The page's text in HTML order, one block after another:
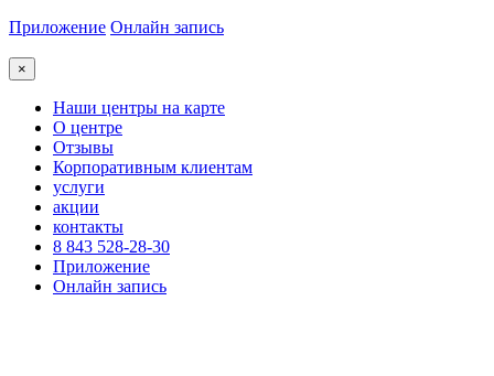
Приложение Онлайн запись
×
Наши центры на карте
О центре
Отзывы
Корпоративным клиентам
услуги
акции
контакты
8 843 528-28-30
Приложение
Онлайн запись